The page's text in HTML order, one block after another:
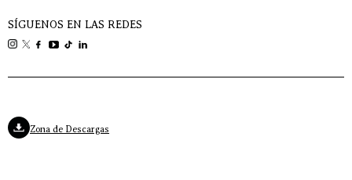
SÍGUENOS EN LAS REDES
Zona de Descargas